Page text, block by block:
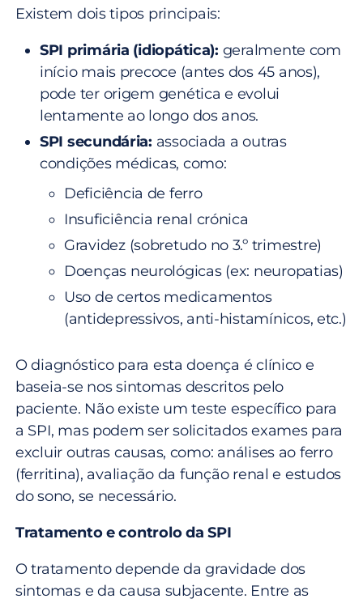
Existem dois tipos principais:
SPI primária (idiopática): geralmente com
início mais precoce (antes dos 45 anos),
pode ter origem genética e evolui
lentamente ao longo dos anos.
SPI secundária: associada a outras
condições médicas, como:
Deficiência de ferro
Insuficiência renal crónica
Gravidez (sobretudo no 3.º trimestre)
Doenças neurológicas (ex: neuropatias)
Uso de certos medicamentos
(antidepressivos, anti-histamínicos, etc.)
O diagnóstico para esta doença é clínico e
baseia-se nos sintomas descritos pelo
paciente. Não existe um teste específico para
a SPI, mas podem ser solicitados exames para
excluir outras causas, como: análises ao ferro
(ferritina), avaliação da função renal e estudos
do sono, se necessário.
Tratamento e controlo da SPI
O tratamento depende da gravidade dos
sintomas e da causa subjacente. Entre as